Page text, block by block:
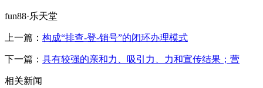
fun88·乐天堂
上一篇： 构成“排查-登-销号”的闭环办理模式
下一篇： 具有较强的亲和力、吸引力、力和宣传结果；营
相关新闻